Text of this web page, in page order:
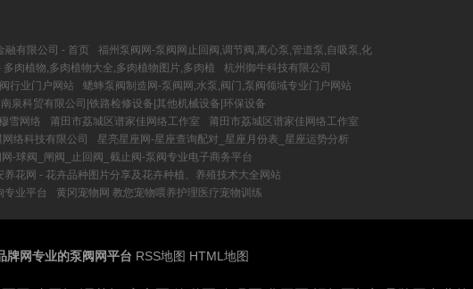
融有限公司 - 首页
福州泵阀网-泵阀网止回阀,调节阀,离心泵,管道泵,自吸泵,化
多肉植物,多肉植物大全,多肉植物图片,多肉植
杭州御牛科技有限公司
行业门户网站
蟋蟀泵阀制造网-泵阀网,水泵,阀门,泵阀领域专业门户网站
泉科贸有限公司|铁路检修设备|其他机械设备|环保设备
雪网络 莆田市荔城区谱家佳网络工作室
莆田市荔城区谱家佳网络工作室
网络科技有限公司
星亮星座网-星座查询配对_星座月份表_星座运势分析
-球阀_闸阀_止回阀_截止阀-泵阀专业电子商务平台
养花网 - 花卉品种图片分享及花卉种植、养殖技术大全网站
专业平台 黄冈宠物网 教您宠物喂养护理医疗宠物训练
牌网专业的泵阀网平台 RSS地图 HTML地图